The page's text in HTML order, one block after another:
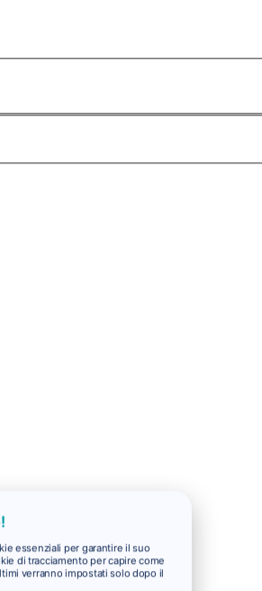
essenziali per garantire il suo
di tracciamento per capire come
verranno impostati solo dopo il